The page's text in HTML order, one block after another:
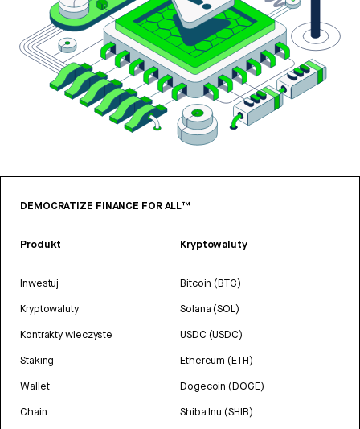
DEMOCRATIZE FINANCE FOR ALL™
Produkt
Inwestuj
Kryptowaluty
Kontrakty wieczyste
Staking
Wallet
Chain
Kryptowaluty
Bitcoin (BTC)
Solana (SOL)
USDC (USDC)
Ethereum (ETH)
Dogecoin (DOGE)
Shiba Inu (SHIB)